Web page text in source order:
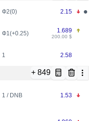
Ф2(0) 2.15 ●
Ф1(+0.25) 1.689
200.00 $
1 2.58
+ 849
1 / DNB 1.53